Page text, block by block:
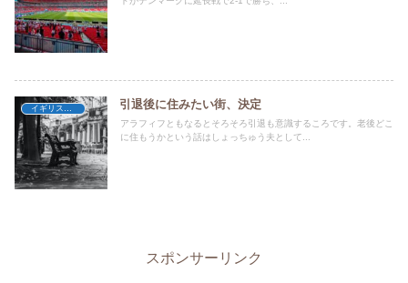
イギリス暮らし 引退後に住みたい街、決定
アラフィフともなるとそろそろ引退も意識するころです。老後どこ
に住もうかという話はしょっちゅう夫として...
スポンサーリンク